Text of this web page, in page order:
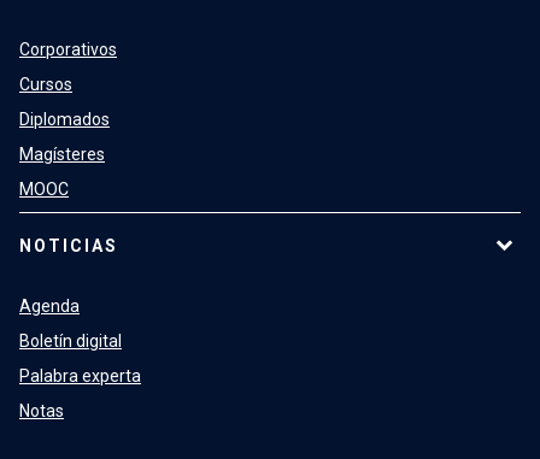
Corporativos
Cursos
Diplomados
Magísteres
MOOC
NOTICIAS
Agenda
Boletín digital
Palabra experta
Notas